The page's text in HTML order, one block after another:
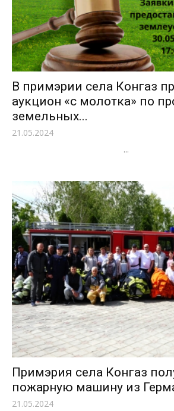
В примэрии села Конгаз
аукцион «с молотка» по
земельных...
21.05.2024
...
Примэрия села Конгаз
пожарную машину из
21.05.2024